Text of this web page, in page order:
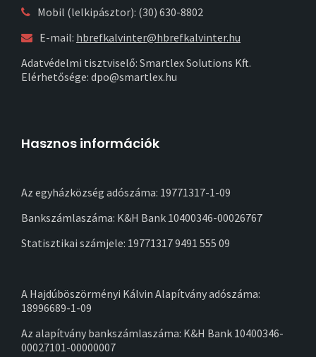
Mobil (lelkipásztor): (30) 630-8802
E-mail: hbrefkalvinter@hbrefkalvinter.hu
Adatvédelmi tisztviselő: Smartlex Solutions Kft.
Elérhetősége: dpo@smartlex.hu
Hasznos információk
Az egyházközség adószáma: 19771317-1-09
Bankszámlaszáma: K&H Bank 10400346-00026767
Statisztikai számjele: 19771317 9491 555 09
A Hajdúböszörményi Kálvin Alapítvány adószáma:
18996689-1-09
Az alapítvány bankszámlaszáma: K&H Bank 10400346-
00027101-00000007